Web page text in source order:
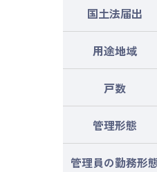
国土法届出
用途地域
戸数
管理形態
管理員の勤務形